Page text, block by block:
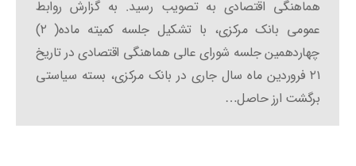
هماهنگی اقتصادی به تصویب رسید. به گزارش روابط
عمومی بانک مرکزی، با تشکیل جلسه کمیته ماده( ۲)
چهاردهمین جلسه شورای عالی هماهنگی اقتصادی در تاریخ
۲۱ فروردین ماه سال جاری در بانک مرکزی، بسته سیاستی
برگشت ارز حاصل…